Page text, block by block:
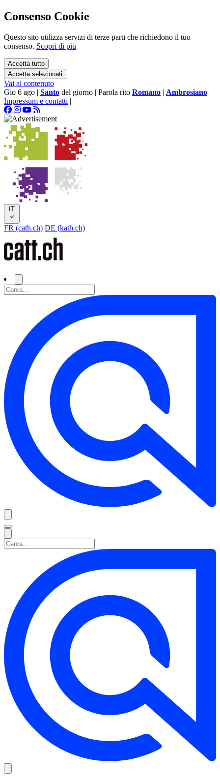
Consenso Cookie
Questo sito utilizza servizi di terze parti che richiedono il tuo
consenso. Scopri di più
Accetta tutto
Accetta selezionati
Vai al contenuto
Gio 6 ago | Santo del giorno | Parola rito Romano | Ambrosiano
Impressum e contatti |
IT
FR (cath.ch) DE (kath.ch)